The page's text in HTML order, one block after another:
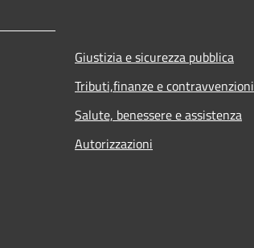
Giustizia e sicurezza pubblica
Tributi,finanze e contravvenzioni
Salute, benessere e assistenza
Autorizzazioni